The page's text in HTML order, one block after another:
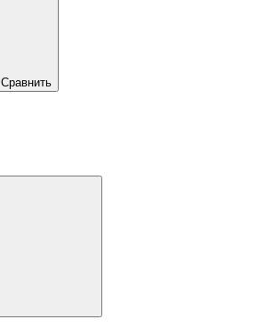
Сравнить